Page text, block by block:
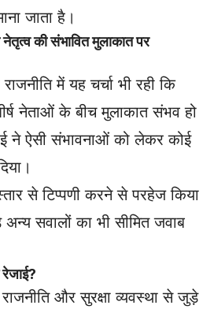
जाता है।
की संभावित मुलाकात पर
में यह चर्चा भी रही कि
नेताओं के बीच मुलाकात संभव हो
ने ऐसी संभावनाओं को लेकर कोई
से टिप्पणी करने से परहेज किया
सवालों का भी सीमित जवाब
और सुरक्षा व्यवस्था से जुड़े